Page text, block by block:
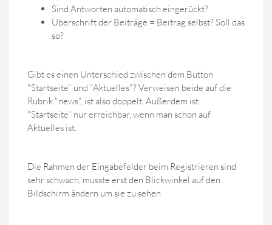
Sind Antworten automatisch eingerückt?
Überschrift der Beiträge = Beitrag selbst? Soll das
so?
Gibt es einen Unterschied zwischen dem Button
"Startseite" und "Aktuelles"? Verweisen beide auf die
Rubrik "news", ist also doppelt. Außerdem ist
"Startseite" nur erreichbar, wenn man schon auf
Aktuelles ist.
Die Rahmen der Eingabefelder beim Registrieren sind
sehr schwach, musste erst den Blickwinkel auf den
Bildschirm ändern um sie zu sehen